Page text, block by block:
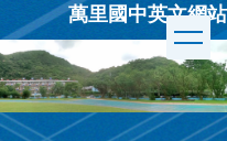
萬里國中英文網站